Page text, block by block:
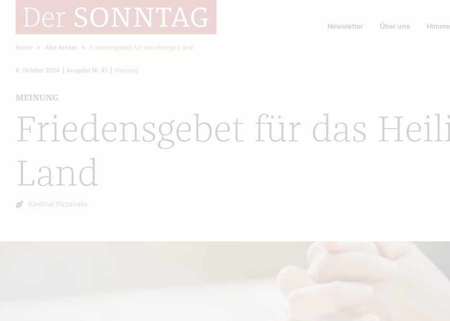
Newsletter Über uns
Home Alle Artikel Friedensgebet für das Heilige Land
Friedensgebet für das
Land
MEINUNG
8. Oktober 2024 Ausgabe Nr. 41 Meinung
Autor:
Kardinal Pizzaballa